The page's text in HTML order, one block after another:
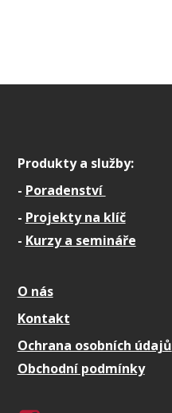
Produkty a služby:
- Poradenství
- Projekty na klíč
- Kurzy a semináře
O nás
Kontakt
Ochrana osobních údajů
Obchodní podmínky